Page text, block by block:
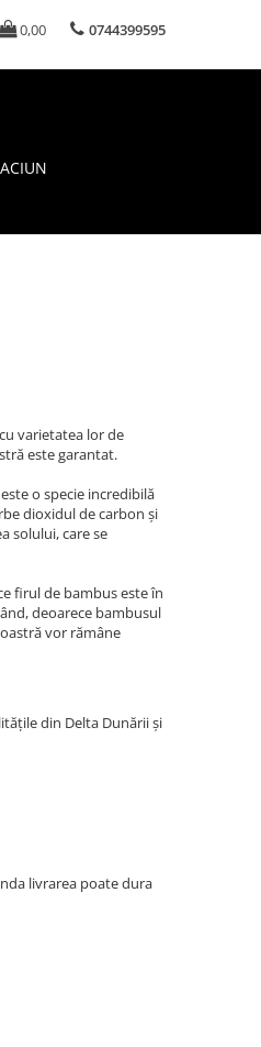
0,00 0744399595
varietatea lor de
este garantat.
o specie incredibilă
dioxidul de carbon și
solului, care se
firul de bambus este în
deoarece bambusul
vor rămâne
din Delta Dunării și
livrarea poate dura